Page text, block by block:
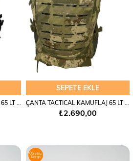
SEPETE EKLE
₺2.690,00
Ücretsiz
Kargo